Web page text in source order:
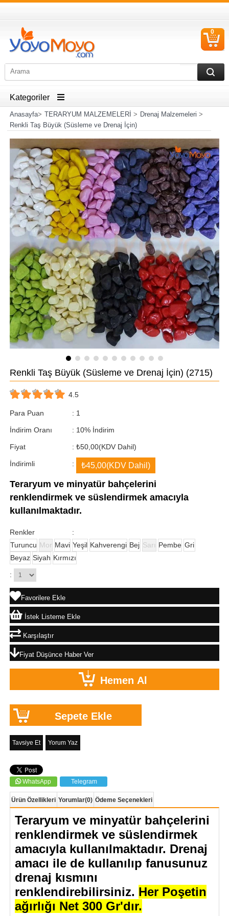
0
Kategoriler
Anasayfa> TERARYUM MALZEMELERİ > Drenaj Malzemeleri >
Renkli Taş Büyük (Süsleme ve Drenaj İçin)
Renkli Taş Büyük (Süsleme ve Drenaj İçin) (2715)
4.5
Para Puan : 1
İndirim Oranı : %
10 İndirim
Fiyat : ₺50,00(KDV Dahil)
İndirimli : ₺45,00(KDV Dahil)
Teraryum ve minyatür bahçelerini
renklendirmek ve süslendirmek amacıyla
kullanılmaktadır.
Renkler
:
Turuncu Mor Mavi Yeşil Kahverengi Bej Sarı Pembe Gri
Beyaz Siyah Kırmızı
:
Favorilere Ekle
İstek Listeme Ekle
Karşılaştır
Fiyat Düşünce Haber Ver
Tavsiye Et Yorum Yaz
WhatsApp Telegram
Ürün Özellikleri Yorumlar(0) Ödeme Seçenekleri
Teraryum ve minyatür bahçelerini
renklendirmek ve süslendirmek
amacıyla kullanılmaktadır. Drenaj
amacı ile de kullanılıp fanusunuz
drenaj kısmını
renklendirebilirsiniz. Her Poşetin
ağırlığı Net 300 Gr'dır.